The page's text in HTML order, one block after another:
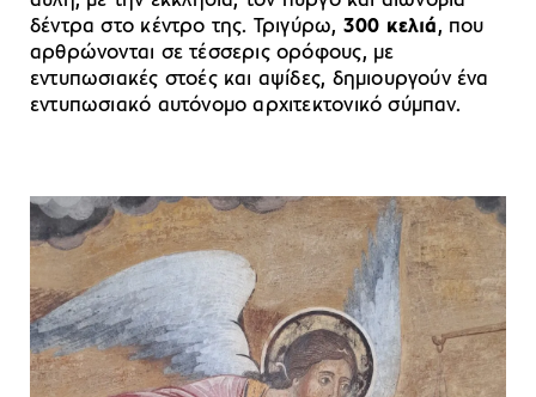
δέντρα στο κέντρο της. Τριγύρω, 300 κελιά, που
αρθρώνονται σε τέσσερις ορόφους, με
εντυπωσιακές στοές και αψίδες, δημιουργούν ένα
εντυπωσιακό αυτόνομο αρχιτεκτονικό σύμπαν.